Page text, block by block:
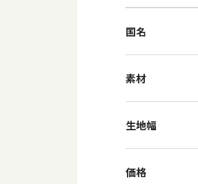
国名
素材
生地幅
価格